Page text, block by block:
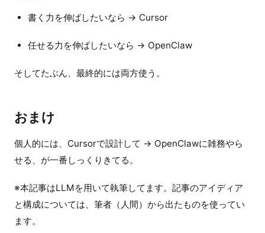
書く力を伸ばしたいなら → Cursor
任せる力を伸ばしたいなら → OpenClaw
そしてたぶん、最終的には両方使う。
おまけ
個人的には、Cursorで設計して → OpenClawに雑務やら
せる、が一番しっくりきてる。
※本記事はLLMを用いて執筆してます。記事のアイディア
と構成については、筆者（人間）から出たものを使ってい
ます。